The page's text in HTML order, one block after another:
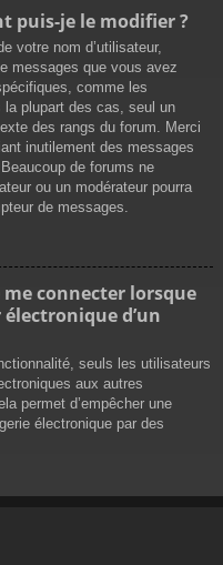
puis-je le modifier ?
votre nom d’utilisateur,
messages que vous avez
comme les
plupart des cas, seul un
des rangs du forum. Merci
inutilement des messages
de forums ne
ou un modérateur pourra
de messages.
me connecter lorsque
d’un
seuls les utilisateurs
aux autres
permet d’empêcher une
électronique par des